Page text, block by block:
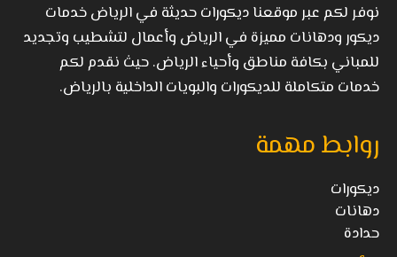
نوفر لكم عبر موقعنا ديكورات حديثة في الرياض خدمات
ديكور ودهانات مميزة في الرياض وأعمال لتشطيب وتجديد
للمباني بكافة مناطق وأحياء الرياض. حيث نقدم لكم
خدمات متكاملة للديكورات والبويات الداخلية بالرياض.
روابط مهمة
ديكورات
دهانات
حدادة